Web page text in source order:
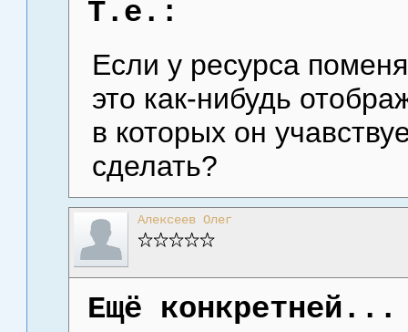
Т.е.:
Если у ресурса
это как-нибудь
в которых он
сделать?
Алексеев Олег
Ещё конкретней...